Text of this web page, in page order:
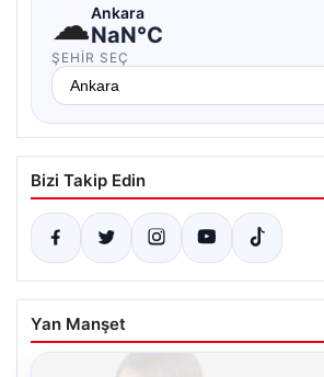
☁Ankara
NaN°C
ŞEHIR SEÇ
Bizi Takip Edin
Yan Manşet